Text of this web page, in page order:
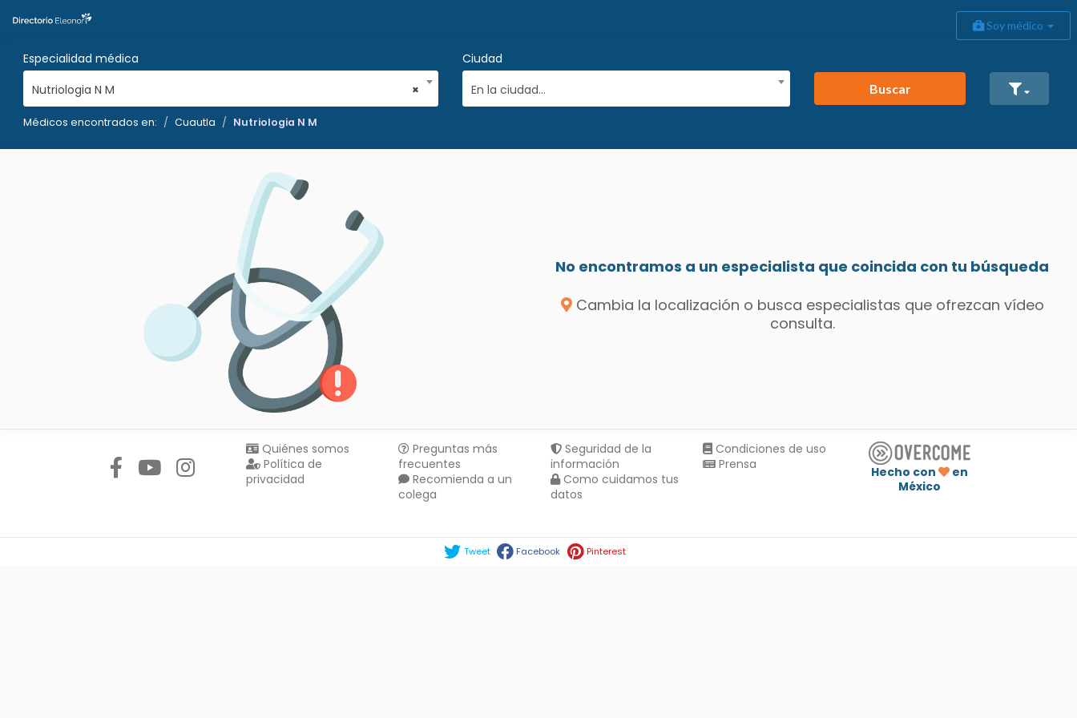
Soy médico
Especialidad médica
×
Nutriologia N M
Ciudad
En la ciudad...
Buscar
Médicos encontrados en: Cuautla Nutriologia N M
No encontramos a un especialista que coincida con tu búsqueda
Cambia la localización o busca especialistas que ofrezcan vídeo
consulta.
Quiénes somos
Política de
privacidad
Preguntas más
frecuentes
Recomienda a un
colega
Seguridad de la
información
Como cuidamos tus
datos
Condiciones de uso
Prensa
Hecho con
en
México
Tweet Facebook Pinterest